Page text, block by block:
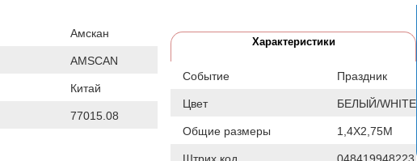
Амскан
AMSCAN
Китай
77015.08
Характеристики
Событие Праздник
Цвет БЕЛЫЙ/WHITE
Общие размеры 1,4Х2,75М